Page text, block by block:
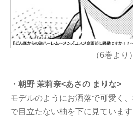
（6巻より）
・朝野 茉莉奈<あさの まりな>
モデルのようにお洒落で可愛く
で目立たない柚を下に見ています